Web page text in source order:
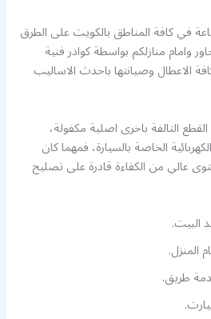
متاحة على مدار 24 ساعة في كافة المناطق بالكويت على الطرق
وامام منازلكم بواسطة كوادر فنية
الاعطال وصيانتها باحدث الاساليب
التالفة باخرى اصلية مكفولة،
الخاصة بالسيارة، فمهما كان
عالي من الكفاءة قادرة على تصليح
البيت.
المنزل.
طريق.